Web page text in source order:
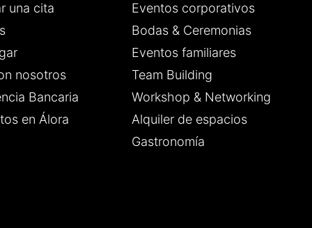
una cita
nosotros
Bancaria
en Álora
Eventos corporativos
Bodas & Ceremonias
Eventos familiares
Team Building
Workshop & Networking
Alquiler de espacios
Gastronomía